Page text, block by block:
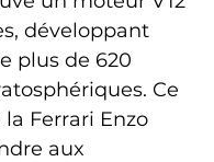
développant
plus de 620
Ce
Ferrari Enzo
aux